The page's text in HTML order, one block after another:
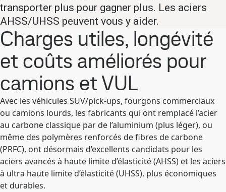
transporter plus pour gagner plus. Les aciers
AHSS/UHSS peuvent vous y aider.
Charges utiles, longévité
et coûts améliorés pour
camions et VUL
Avec les véhicules SUV/pick-ups, fourgons commerciaux
ou camions lourds, les fabricants qui ont remplacé l’acier
au carbone classique par de l’aluminium (plus léger), ou
même des polymères renforcés de fibres de carbone
(PRFC), ont désormais d’excellents candidats pour les
aciers avancés à haute limite d’élasticité (AHSS) et les aciers
à ultra haute limite d’élasticité (UHSS), plus économiques
et durables.